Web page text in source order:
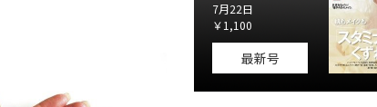
7月22日
￥1,100
最新号